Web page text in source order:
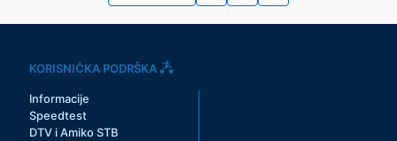
KORISNIČKA PODRŠKA
Informacije
Speedtest
DTV i Amiko STB